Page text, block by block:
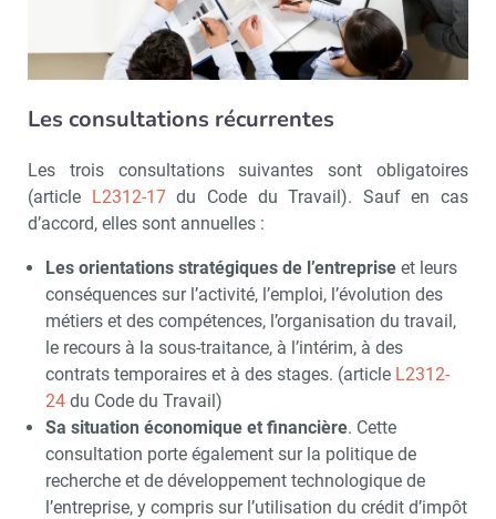
Les consultations récurrentes
Les trois consultations suivantes sont obligatoires
(article L2312-17du Code du Travail). Sauf en cas
d’accord, elles sont annuelles :
Les orientations stratégiques de l’entrepriseet leurs
conséquences sur l’activité, l’emploi, l’évolution des
métiers et des compétences, l’organisation du travail,
le recours à la sous-traitance, à l’intérim, à des
contrats temporaires et à des stages. (article L2312-
24 du Code du Travail)
Sa situation économique et financière. Cette
consultation porte également sur la politique de
recherche et de développement technologique de
l’entreprise, y compris sur l’utilisation du crédit d’impôt